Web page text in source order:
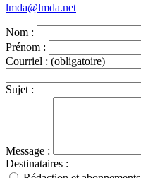
lmda@lmda.net
Nom :
Prénom :
Courriel : (obligatoire)
Sujet :
Message :
Destinataires :